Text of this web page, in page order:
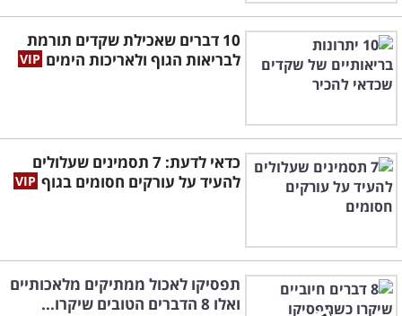
10 דברים שאכילת שקדים תורמת
לבריאות הגוף ולאריכות הימים
כדאי לדעת: 7 תסמינים שעלולים
להעיד על עורקים חסומים בגוף
תפסיקו לאכול ממתיקים מלאכותיים
ואלו 8 הדברים הטובים שיקרו...